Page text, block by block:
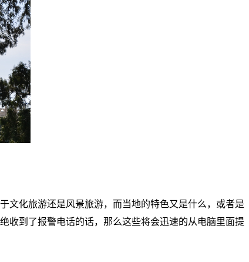
文化旅游还是风景旅游，而当地的特色又是什么，或者是
收到了报警电话的话，那么这些将会迅速的从电脑里面提